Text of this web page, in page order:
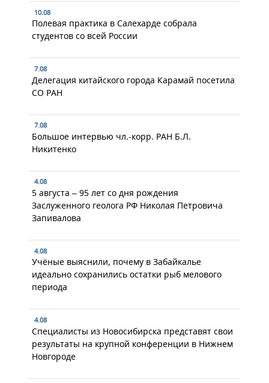
10.08
Полевая практика в Салехарде собрала
студентов со всей России
7.08
Делегация китайского города Карамай посетила
СО РАН
7.08
Большое интервью чл.-корр. РАН Б.Л.
Никитенко
4.08
5 августа – 95 лет со дня рождения
Заслуженного геолога РФ Николая Петровича
Запивалова
4.08
Учёные выяснили, почему в Забайкалье
идеально сохранились остатки рыб мелового
периода
4.08
Специалисты из Новосибирска представят свои
результаты на крупной конференции в Нижнем
Новгороде